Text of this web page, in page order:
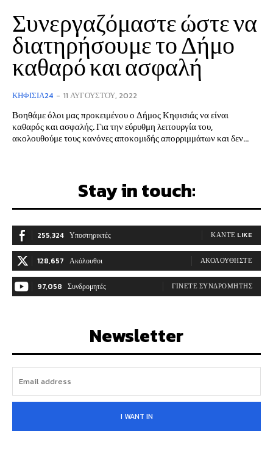
Συνεργαζόμαστε ώστε να
διατηρήσουμε το Δήμο
καθαρό και ασφαλή
ΚΗΦΙΣΙΆ24 - 11 ΑΥΓΟΎΣΤΟΥ, 2022
Βοηθάμε όλοι μας προκειμένου ο Δήμος Κηφισιάς να είναι
καθαρός και ασφαλής. Για την εύρυθμη λειτουργία του,
ακολουθούμε τους κανόνες αποκομιδής απορριμμάτων και δεν...
Stay in touch:
255,324 Υποστηρικτές ΚΆΝΤΕ LIKE
128,657 Ακόλουθοι ΑΚΟΛΟΥΘΉΣΤΕ
97,058 Συνδρομητές ΓΊΝΕΤΕ ΣΥΝΔΡΟΜΗΤΉΣ
Newsletter
I WANT IN